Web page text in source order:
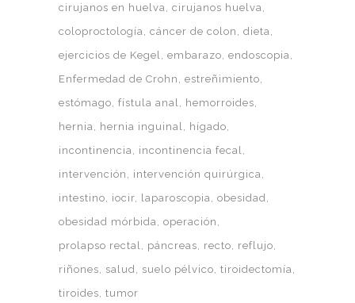
cirujanos en huelva
cirujanos huelva
coloproctología
cáncer de colon
dieta
ejercicios de Kegel
embarazo endoscopia
Enfermedad de Crohn
estreñimiento
estómago fístula anal
hemorroides
hernia
hernia inguinal
hígado
incontinencia
incontinencia fecal
intervención
intervención quirúrgica
intestino
iocir laparoscopia
obesidad
obesidad mórbida
operación
prolapso rectal
páncreas recto
reflujo
riñones
salud suelo pélvico tiroidectomía
tiroides tumor